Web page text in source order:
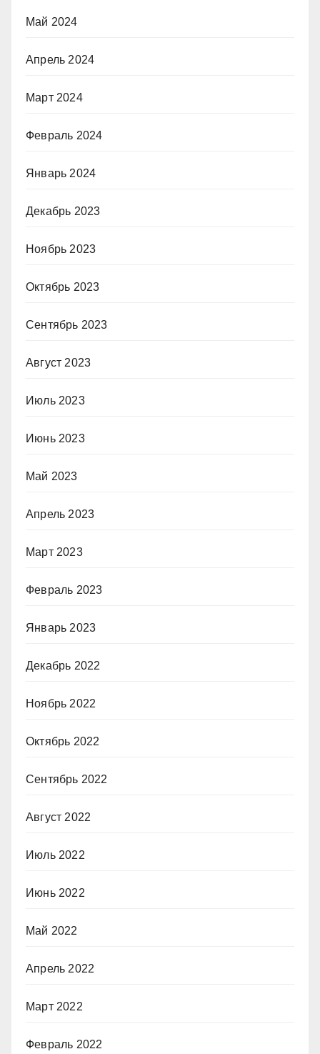
Май 2024
Апрель 2024
Март 2024
Февраль 2024
Январь 2024
Декабрь 2023
Ноябрь 2023
Октябрь 2023
Сентябрь 2023
Август 2023
Июль 2023
Июнь 2023
Май 2023
Апрель 2023
Март 2023
Февраль 2023
Январь 2023
Декабрь 2022
Ноябрь 2022
Октябрь 2022
Сентябрь 2022
Август 2022
Июль 2022
Июнь 2022
Май 2022
Апрель 2022
Март 2022
Февраль 2022